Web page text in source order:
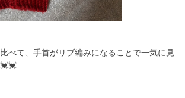
べて、手首がリブ編みになることで一気に見